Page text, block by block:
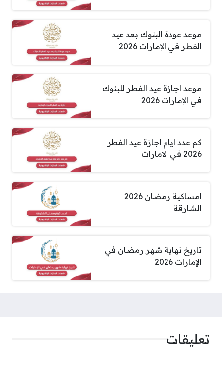
موعد عودة البنوك بعد عيد
الفطر في الإمارات 2026
موعد اجازة عيد الفطر للبنوك
في الإمارات 2026
كم عدد ايام اجازة عيد الفطر
2026 في الامارات
امساكية رمضان 2026
الشارقة
تاريخ نهاية شهر رمضان في
الإمارات 2026
تعليقات